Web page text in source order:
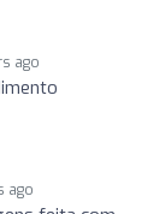
ago
ago